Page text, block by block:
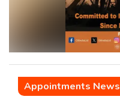
Appointments News